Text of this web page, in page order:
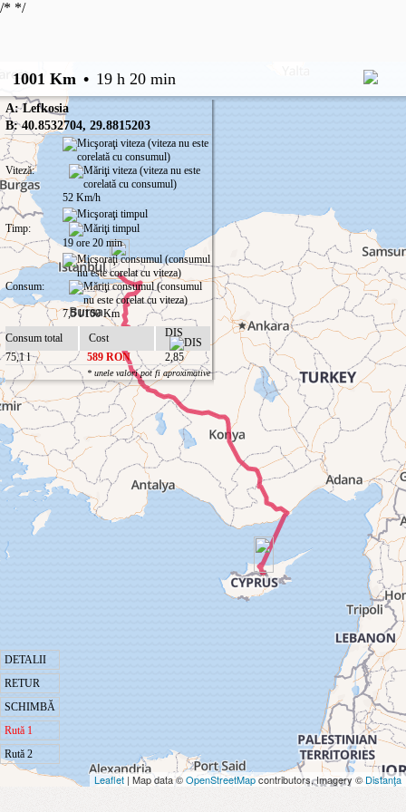
/* */
1001 Km • 19 h 20 min
DETALII
RETUR
SCHIMBĂ
Rută 1
Rută 2
A: Lefkosia
B: 40.8532704, 29.8815203
Viteză:
52 Km/h
Timp:
19 ore 20 min
Consum:
7,5 l/100 Km
Consum total
Cost
DIS
75,1 l
589 RON 2,85
* unele valori pot fi aproximative